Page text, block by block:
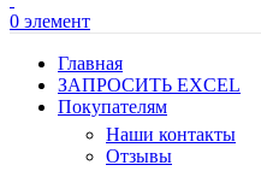
0 элемент
Главная
ЗАПРОСИТЬ EXCEL
Покупателям
Наши контакты
Отзывы